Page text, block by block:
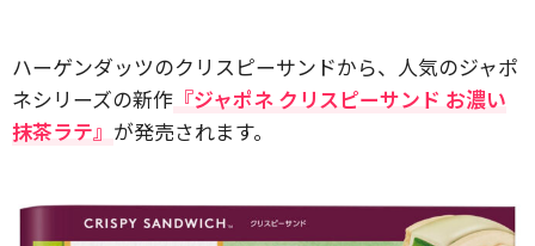
ハーゲンダッツのクリスピーサンドから、人気のジャポ
ネシリーズの新作 『ジャポネ クリスピーサンド お濃い
抹茶ラテ』 が発売されます。